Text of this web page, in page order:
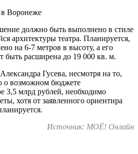
должно быть выполнено в стиле
архитектуры театра. Планируется,
на 6-7 метров в высоту, а его
быть расширена до 19 000 кв. м.
Гусева, несмотря на то,
о возможном бюджете
3,5 млрд рублей, необходимо
хотя от заявленного ориентира
Источник: МОЁ! Онлайн